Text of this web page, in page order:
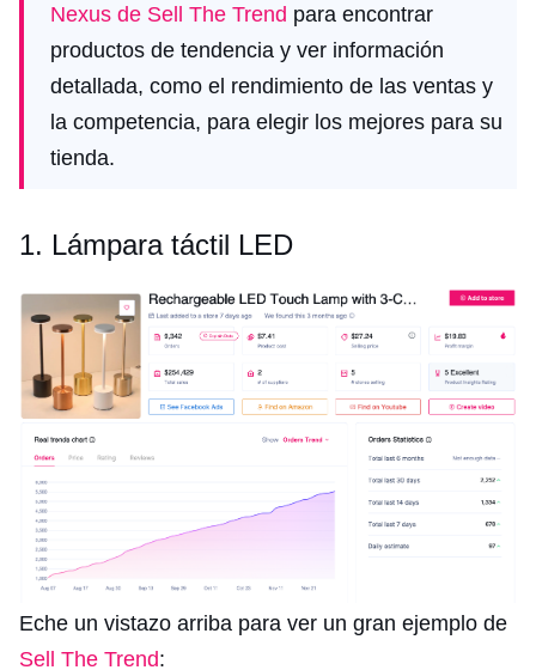
Nexus de Sell The Trend para encontrar
productos de tendencia y ver información
detallada, como el rendimiento de las ventas y
la competencia, para elegir los mejores para su
tienda.
1. Lámpara táctil LED
Eche un vistazo arriba para ver un gran ejemplo de
Sell The Trend: